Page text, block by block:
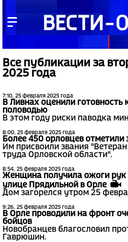
Все публикации за
2025 года
7:10, 25 февраля 2025 года
В Ливнах оценили
половодью
В этом году риски паводка
8:00, 25 февраля 2025 года
Более 450 орловцев отметили
Им присвоили звания
труда Орловской области".
8:54, 25 февраля 2025 года
Женщина получила ожоги рук
улице Прядильной в Орле
Дом загорелся утром 25
9:26, 25 февраля 2025 года
В Орле проводили на фронт
бойцов
Новобранцев благословил
Гаврюшин.